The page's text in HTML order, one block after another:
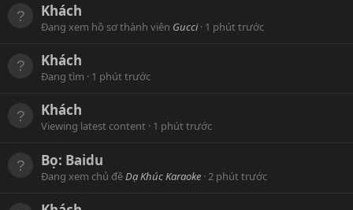
Khách
Đang xem hồ sơ thành viên Gucci 1 phút trước
Khách
Đang tìm 1 phút trước
Khách
Viewing latest content 1 phút trước
Bọ: Baidu
Đang xem chủ đềDạ Khúc Karaoke 2 phút trước